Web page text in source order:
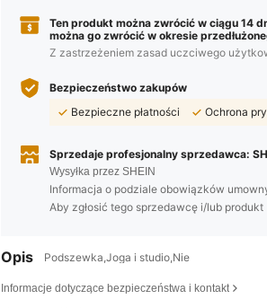
Ten produkt można zwrócić w ciągu 14
można go zwrócić w okresie
Z zastrzeżeniem zasad uczciwego
Bezpieczeństwo zakupów
Bezpieczne płatności
Ochrona
Sprzedaje profesjonalny sprzedawca:
Wysyłka przez SHEIN
Informacja o podziale obowiązków
Aby zgłosić tego sprzedawcę i/lub produkt
Opis Podszewka,Joga i studio,Nie
Informacje dotyczące bezpieczeństwa i kontakt